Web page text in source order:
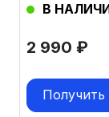
2 990 ₽
В